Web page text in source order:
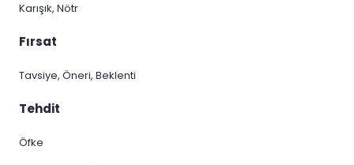
Karışık, Nötr
Fırsat
Tavsiye, Öneri, Beklenti
Tehdit
Öfke